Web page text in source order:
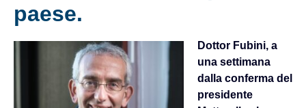
paese.
Dottor Fubini, a
una settimana
dalla conferma del
presidente